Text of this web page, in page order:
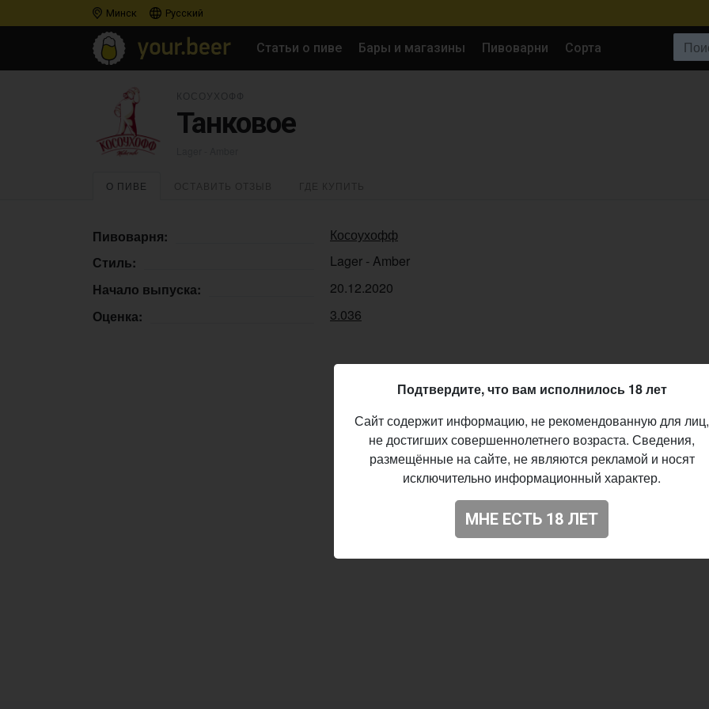
Минск Русский
Статьи о пиве Бары и магазины Пивоварни Сорта
Танковое
О ПИВЕ
Пивоварня:
Косоухофф
Стиль:
Lager - Amber
Начало выпуска:
20.12.2020
Оценка:
3.036
Подтвердите, что вам исполнилось 18 лет
Сайт содержит информацию, не рекомендованную для лиц,
не достигших совершеннолетнего возраста. Сведения,
размещённые на сайте, не являются рекламой и носят
исключительно информационный характер.
МНЕ ЕСТЬ 18 ЛЕТ